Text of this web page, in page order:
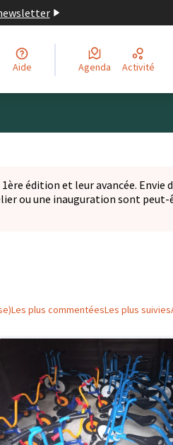
Aide Agenda Activité
édition et leur avancée. Envie
onglet)
ou une inauguration sont
Les plus commentéesLes plus suivies